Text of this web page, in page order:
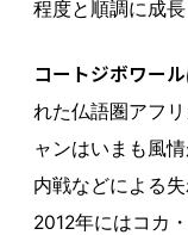
程度と順調に成長
コートジボワール
れた仏語圏アフ
ャンはいまも風
内戦などによる
2012年にはコカ